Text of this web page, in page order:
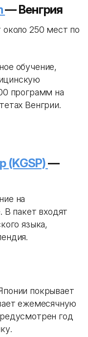
— Венгрия
около 250 мест по
обучение,
программ на
Венгрии.
(KGSP)—
на
В пакет входят
языка,
покрывает
ежемесячную
год